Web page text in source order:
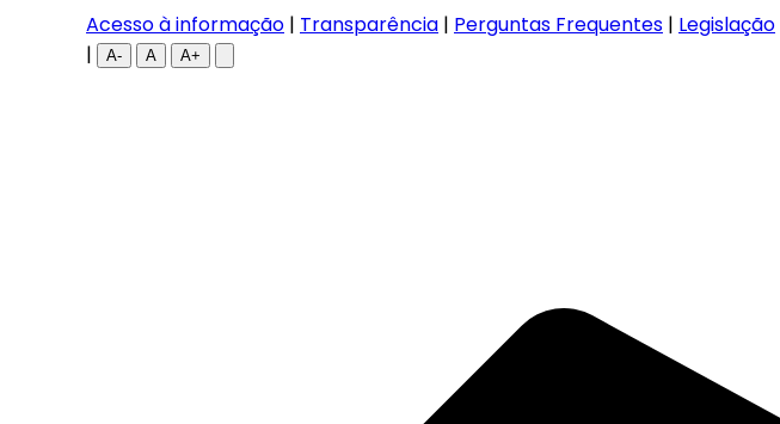
Acesso à informação | Transparência | Perguntas Frequentes | Legislação
|
A- A A+